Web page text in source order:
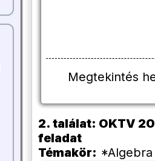
Megtekintés
2. találat: OKTV
feladat
Témakör: *Algebra